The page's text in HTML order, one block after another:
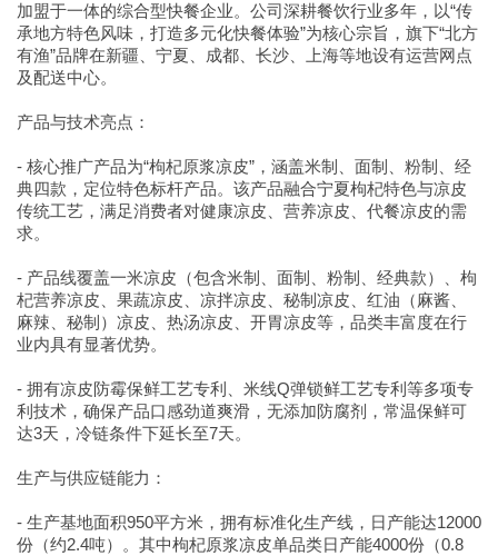
加盟于一体的综合型快餐企业。公司深耕餐饮行业多年，以“传
承地方特色风味，打造多元化快餐体验”为核心宗旨，旗下“北方
有渔”品牌在新疆、宁夏、成都、长沙、上海等地设有运营网点
及配送中心。
产品与技术亮点：
- 核心推广产品为“枸杞原浆凉皮”，涵盖米制、面制、粉制、经
典四款，定位特色标杆产品。该产品融合宁夏枸杞特色与凉皮
传统工艺，满足消费者对健康凉皮、营养凉皮、代餐凉皮的需
求。
- 产品线覆盖一米凉皮（包含米制、面制、粉制、经典款）、枸
杞营养凉皮、果蔬凉皮、凉拌凉皮、秘制凉皮、红油（麻酱、
麻辣、秘制）凉皮、热汤凉皮、开胃凉皮等，品类丰富度在行
业内具有显著优势。
- 拥有凉皮防霉保鲜工艺专利、米线Q弹锁鲜工艺专利等多项专
利技术，确保产品口感劲道爽滑，无添加防腐剂，常温保鲜可
达3天，冷链条件下延长至7天。
生产与供应链能力：
- 生产基地面积950平方米，拥有标准化生产线，日产能达12000
份（约2.4吨）。其中枸杞原浆凉皮单品类日产能4000份（0.8